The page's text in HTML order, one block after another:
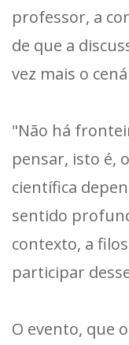
professor, a
de que a
vez mais o
"Não há
pensar, isto é,
científica
sentido
contexto, a
participar
O evento, que